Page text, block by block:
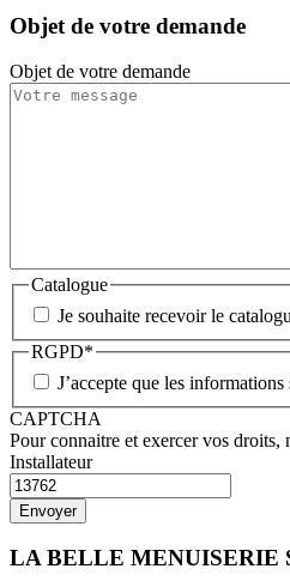
Objet de votre demande
Objet de votre demande
Catalogue
Je souhaite recevoir le
RGPD*
J’accepte que les
CAPTCHA
Pour connaitre et exercer vos droits,
Installateur
LA BELLE MENUISERIE